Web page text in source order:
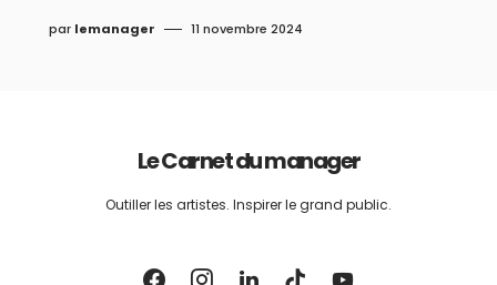
par lemanager 11 novembre 2024
Le Carnet du manager
Outiller les artistes. Inspirer le grand public.